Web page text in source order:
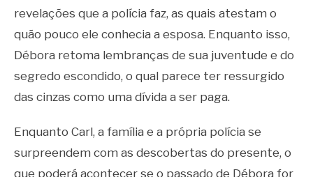
revelações que a polícia faz, as quais atestam o
quão pouco ele conhecia a esposa. Enquanto isso,
Débora retoma lembranças de sua juventude e do
segredo escondido, o qual parece ter ressurgido
das cinzas como uma dívida a ser paga.
Enquanto Carl, a família e a própria polícia se
surpreendem com as descobertas do presente, o
que poderá acontecer se o passado de Débora for